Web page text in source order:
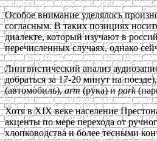
Особое внимание уделялось
согласным. В таких позициях
диалекте, который изучают в
перечисленных случаях, однако
Лингвистический анализ
добраться за 17-20 минут на
(автомобиль),arm(рука) иpark
Хотя в XIX веке население
акценты по мере перехода от
хлопководства и более тесными